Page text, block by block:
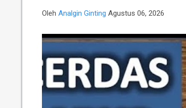
Oleh Analgin Ginting Agustus 06, 2026